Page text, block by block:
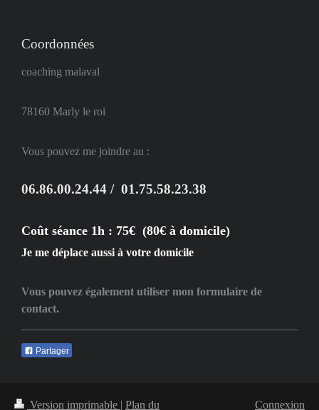
Coordonnées
coaching malaval
78160 Marly le roi
Vous pouvez me joindre au :
06.86.00.24.44 / 01.75.58.23.38
Coût séance 1h : 75€ (80€ à domicile)
Je me déplace aussi à votre domicile
Vous pouvez également utiliser mon formulaire de
contact.
Partager
Version imprimable | Plan du Connexion